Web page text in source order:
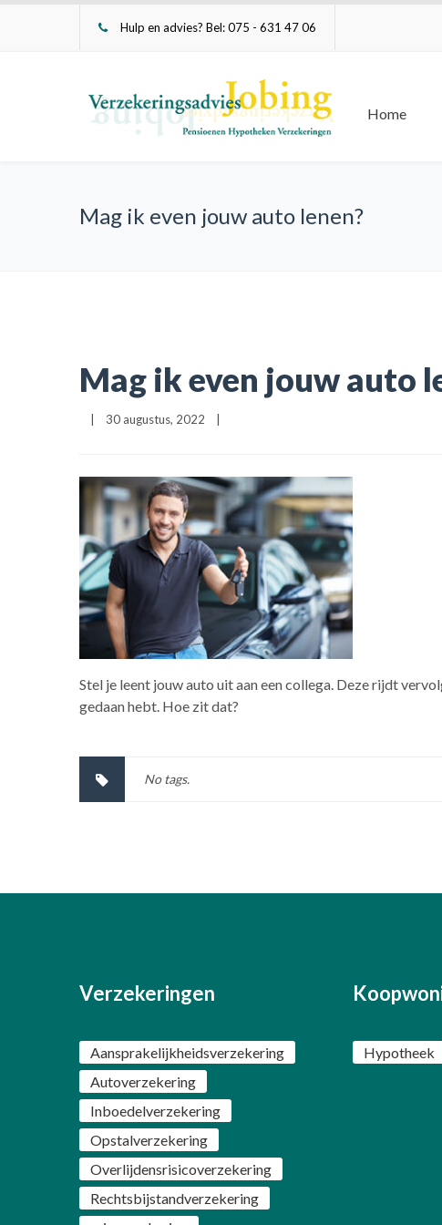
Hulp en advies? Bel: 075 - 631 47 06
Home
Mag ik even jouw auto lenen?
Mag ik even jouw auto
30 augustus, 2022
Stel je leent jouw auto uit aan een collega. Deze rijdt
gedaan hebt. Hoe zit dat?
No tags.
Verzekeringen
Aansprakelijkheidsverzekering
Autoverzekering
Inboedelverzekering
Opstalverzekering
Overlijdensrisicoverzekering
Rechtsbijstandverzekering
Hypotheek